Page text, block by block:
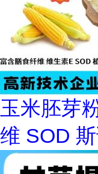
玉米胚芽
维 SOD